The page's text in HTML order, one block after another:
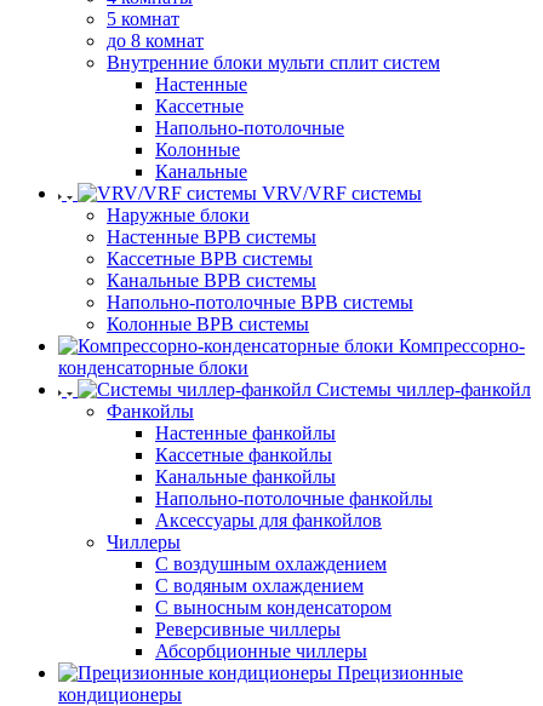
5 комнат
до 8 комнат
Внутренние блоки мульти сплит систем
Настенные
Кассетные
Напольно-потолочные
Колонные
Канальные
VRV/VRF системы
Наружные блоки
Настенные ВРВ системы
Кассетные ВРВ системы
Канальные ВРВ системы
Напольно-потолочные ВРВ системы
Колонные ВРВ системы
Компрессорно-
конденсаторные блоки
Системы чиллер-фанкойл
Фанкойлы
Настенные фанкойлы
Кассетные фанкойлы
Канальные фанкойлы
Напольно-потолочные фанкойлы
Аксессуары для фанкойлов
Чиллеры
С воздушным охлаждением
С водяным охлаждением
С выносным конденсатором
Реверсивные чиллеры
Абсорбционные чиллеры
Прецизионные
кондиционеры